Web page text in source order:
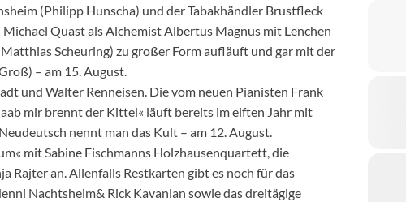
(Philipp Hunscha) und der Tabakhändler Brustfleck
Quast als Alchemist Albertus Magnus mit Lenchen
Scheuring) zu großer Form aufläuft und gar mit der
– am 15. August.
und Walter Renneisen. Die vom neuen Pianisten Frank
mir brennt der Kittel« läuft bereits im elften Jahr mit
nennt man das Kult – am 12. August.
mit Sabine Fischmanns Holzhausenquartett, die
Rajter an. Allenfalls Restkarten gibt es noch für das
Nachtsheim& Rick Kavanian sowie das dreitägige